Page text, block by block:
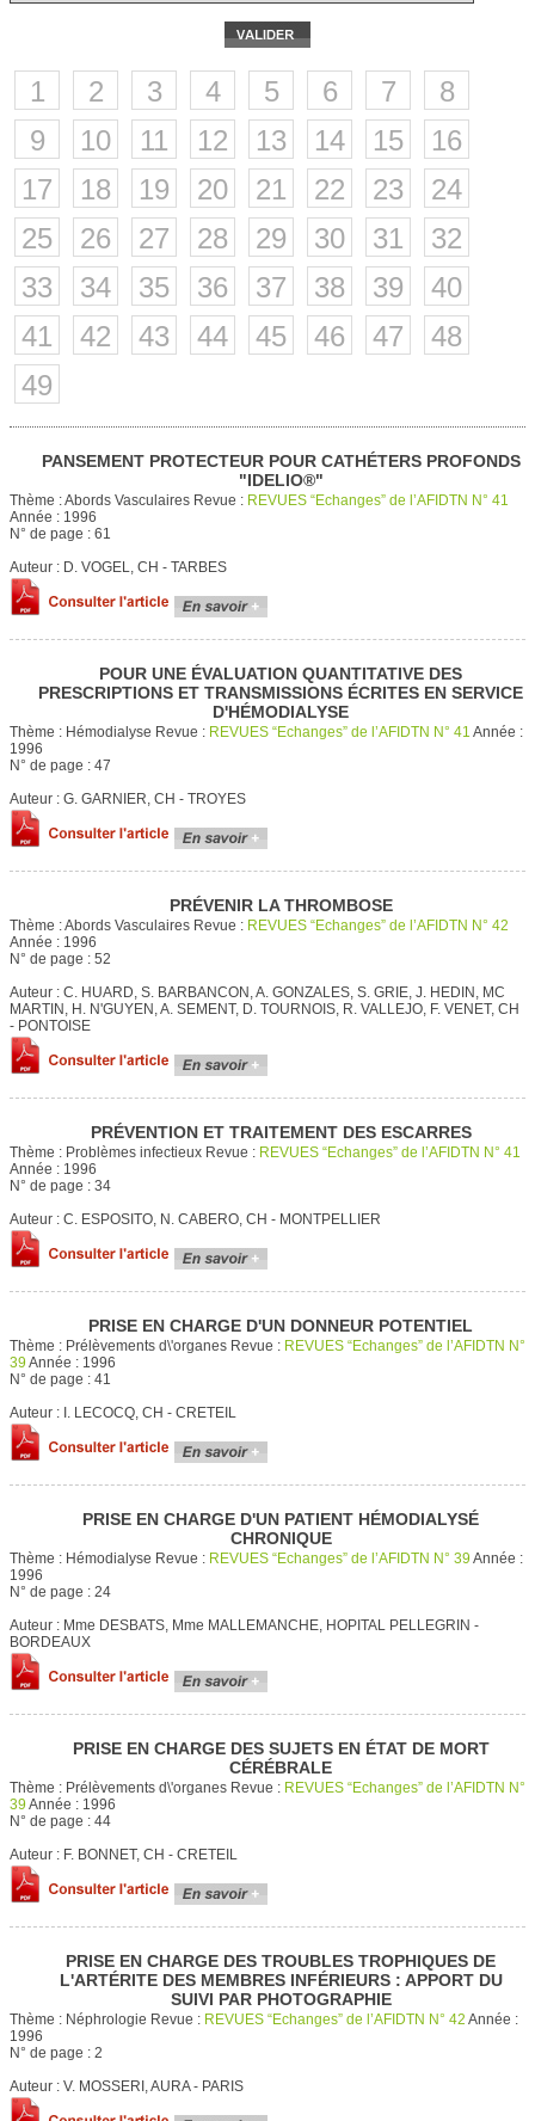
1 2 3 4 5 6 7
8
9
10 11 12 13 14 15
16
17
18 19 20 21 22 23
24
25
26 27 28 29 30 31
32
33
34 35 36 37 38 39
40
41
42 43 44 45 46 47
48
49
PANSEMENT PROTECTEUR POUR CATHÉTERS PROFONDS
"IDELIO®"
Thème :Abords Vasculaires Revue : REVUES “Echanges” de l’AFIDTN N° 41
Année : 1996
N° de page : 61
Auteur : D. VOGEL, CH - TARBES
POUR UNE ÉVALUATION QUANTITATIVE DES
PRESCRIPTIONS ET TRANSMISSIONS ÉCRITES EN SERVICE
D'HÉMODIALYSE
Thème : Hémodialyse Revue : REVUES “Echanges” de l’AFIDTN N° 41 Année :
1996
N° de page : 47
Auteur : G. GARNIER, CH - TROYES
PRÉVENIR LA THROMBOSE
Thème :Abords Vasculaires Revue : REVUES “Echanges” de l’AFIDTN N° 42
Année : 1996
N° de page : 52
Auteur : C. HUARD, S. BARBANCON, A. GONZALES, S. GRIE, J. HEDIN, MC
MARTIN, H. N'GUYEN, A. SEMENT, D. TOURNOIS, R. VALLEJO, F. VENET, CH
- PONTOISE
PRÉVENTION ET TRAITEMENT DES ESCARRES
Thème : Problèmes infectieux Revue : REVUES “Echanges” de l’AFIDTN N° 41
Année : 1996
N° de page : 34
Auteur : C. ESPOSITO, N. CABERO, CH - MONTPELLIER
PRISE EN CHARGE D'UN DONNEUR POTENTIEL
Thème : Prélèvements d\'organes Revue : REVUES “Echanges” de l’AFIDTN N°
39 Année : 1996
N° de page : 41
Auteur : I. LECOCQ, CH - CRETEIL
PRISE EN CHARGE D'UN PATIENT HÉMODIALYSÉ
CHRONIQUE
Thème : Hémodialyse Revue : REVUES “Echanges” de l’AFIDTN N° 39 Année :
1996
N° de page : 24
Auteur : Mme DESBATS, Mme MALLEMANCHE, HOPITAL PELLEGRIN -
BORDEAUX
PRISE EN CHARGE DES SUJETS EN ÉTAT DE MORT
CÉRÉBRALE
Thème : Prélèvements d\'organes Revue : REVUES “Echanges” de l’AFIDTN N°
39 Année : 1996
N° de page : 44
Auteur : F. BONNET, CH - CRETEIL
PRISE EN CHARGE DES TROUBLES TROPHIQUES DE
L'ARTÉRITE DES MEMBRES INFÉRIEURS : APPORT DU
SUIVI PAR PHOTOGRAPHIE
Thème : Néphrologie Revue : REVUES “Echanges” de l’AFIDTN N° 42 Année :
1996
N° de page : 2
Auteur : V. MOSSERI, AURA - PARIS